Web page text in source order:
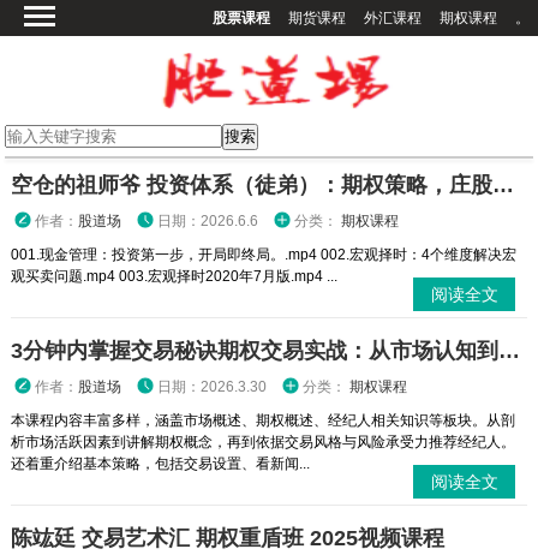
股票课程 期货课程 外汇课程 期权课程 。
期货课程
期权课程
外汇课程
高校课程
空仓的祖师爷 投资体系（徒弟）：期权策略，庄股策略
作者： 股道场 日期：2026.6.6 分类： 期权课程
001.现金管理：投资第一步，开局即终局。.mp4 002.宏观择时：4个维度解决宏
观买卖问题.mp4 003.宏观择时2020年7月版.mp4 ...
阅读全文
3分钟内掌握交易秘诀期权交易实战：从市场认知到策略执行全攻略
作者： 股道场 日期：2026.3.30 分类： 期权课程
本课程内容丰富多样，涵盖市场概述、期权概述、经纪人相关知识等板块。从剖
析市场活跃因素到讲解期权概念，再到依据交易风格与风险承受力推荐经纪人。
还着重介绍基本策略，包括交易设置、看新闻...
阅读全文
陈竑廷 交易艺术汇 期权重盾班 2025视频课程